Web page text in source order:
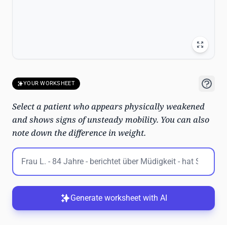
YOUR WORKSHEET
Select a patient who appears physically weakened
and shows signs of unsteady mobility. You can also
note down the difference in weight.
Generate worksheet with AI